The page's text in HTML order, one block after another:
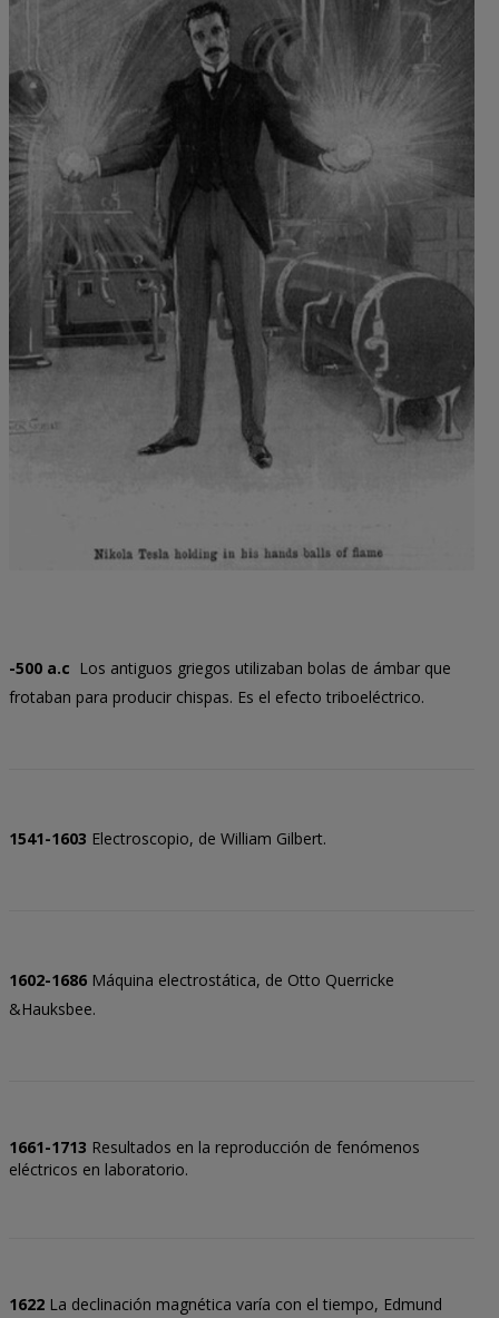
-500 a.c Los antiguos griegos utilizaban bolas de ámbar que
frotaban para producir chispas. Es el efecto triboeléctrico.
1541-1603 Electroscopio, de William Gilbert.
1602-1686Máquina electrostática, de Otto Querricke
&Hauksbee.
1661-1713 Resultados en la reproducción de fenómenos
eléctricos en laboratorio.
1622La declinación magnética varía con el tiempo, Edmund